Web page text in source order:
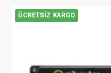
ÜCRETSIZ KARGO